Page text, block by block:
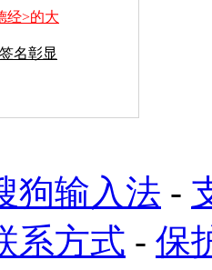
经>的大
名彰显
狗输入法 -
系方式 - 保